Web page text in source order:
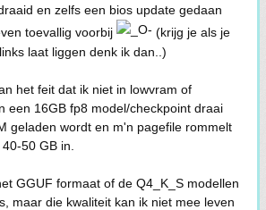
en zelfs een bios update gedaan
toevallig voorbij
(krijg je als je
laat liggen denk ik dan..)
het feit dat ik niet in lowvram of
een 16GB fp8 model/checkpoint draai
geladen wordt en m'n pagefile rommelt
50 GB in.
GGUF formaat of de Q4_K_S modellen
maar die kwaliteit kan ik niet mee leven